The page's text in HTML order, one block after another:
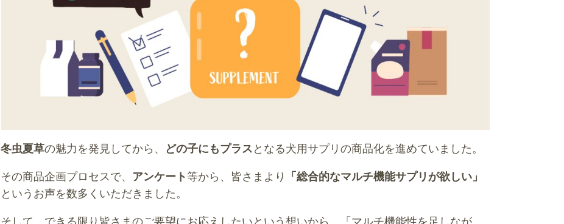
冬虫夏草の魅力を発見してから、 どの子にもプラスとなる犬用サプリの商品化を進めていました。
その商品企画プロセスで、 アンケート等から、皆さまより
「総合的なマルチ機能サプリが欲しい」
というお声を数多くいただきました。